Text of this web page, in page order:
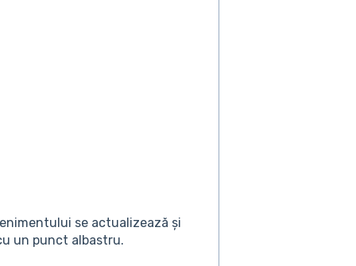
se actualizează și
un punct albastru.